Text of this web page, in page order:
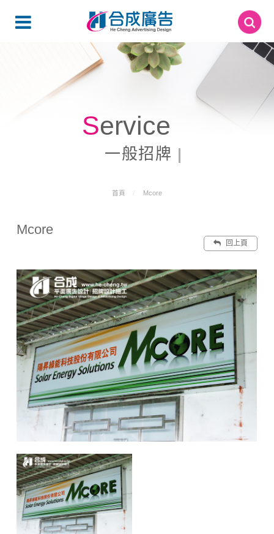
Service
一般招牌
首頁 Mcore
Mcore
回上頁